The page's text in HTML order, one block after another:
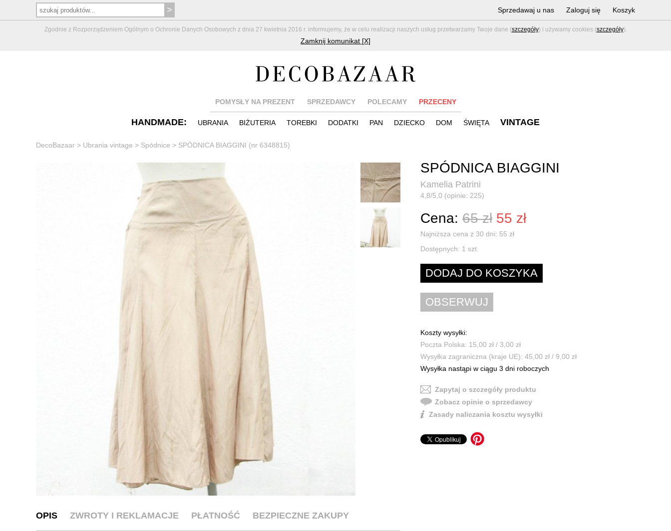
Zgodnie z Rozporządzeniem Ogólnym o Ochronie Danych Osobowych z dnia 27 kwietnia 2016 r. informujemy, że w celu realizacji naszych usług przetwarzamy Twoje dane (szczegóły) i używamy cookies (szczegóły).
Zamknij komunikat [X]
Sprzedawaj u nas Zaloguj się Koszyk
POMYSŁY NA PREZENT SPRZEDAWCY POLECAMY PRZECENY
HANDMADE: UBRANIA BIŻUTERIA TOREBKI DODATKI PAN DZIECKO DOM ŚWIĘTA VINTAGE
DecoBazaar > Ubrania vintage > Spódnice > SPÓDNICA BIAGGINI (nr 6348815)
SPÓDNICA BIAGGINI
Kamelia Patrini
4,8/5,0 (opinie: 225)
Cena: 65 zł 55 zł
Najniższa cena z 30 dni: 55 zł
Dostępnych: 1 szt.
Koszty wysyłki:
Poczta Polska: 15,00 zł / 3,00 zł
Wysyłka zagraniczna (kraje UE): 45,00 zł / 9,00 zł
Wysyłka nastąpi w ciągu 3 dni roboczych
Zapytaj o szczegóły produktu
Zobacz opinie o sprzedawcy
Zasady naliczania kosztu wysyłki
OPIS ZWROTY I REKLAMACJE PŁATNOŚĆ BEZPIECZNE ZAKUPY